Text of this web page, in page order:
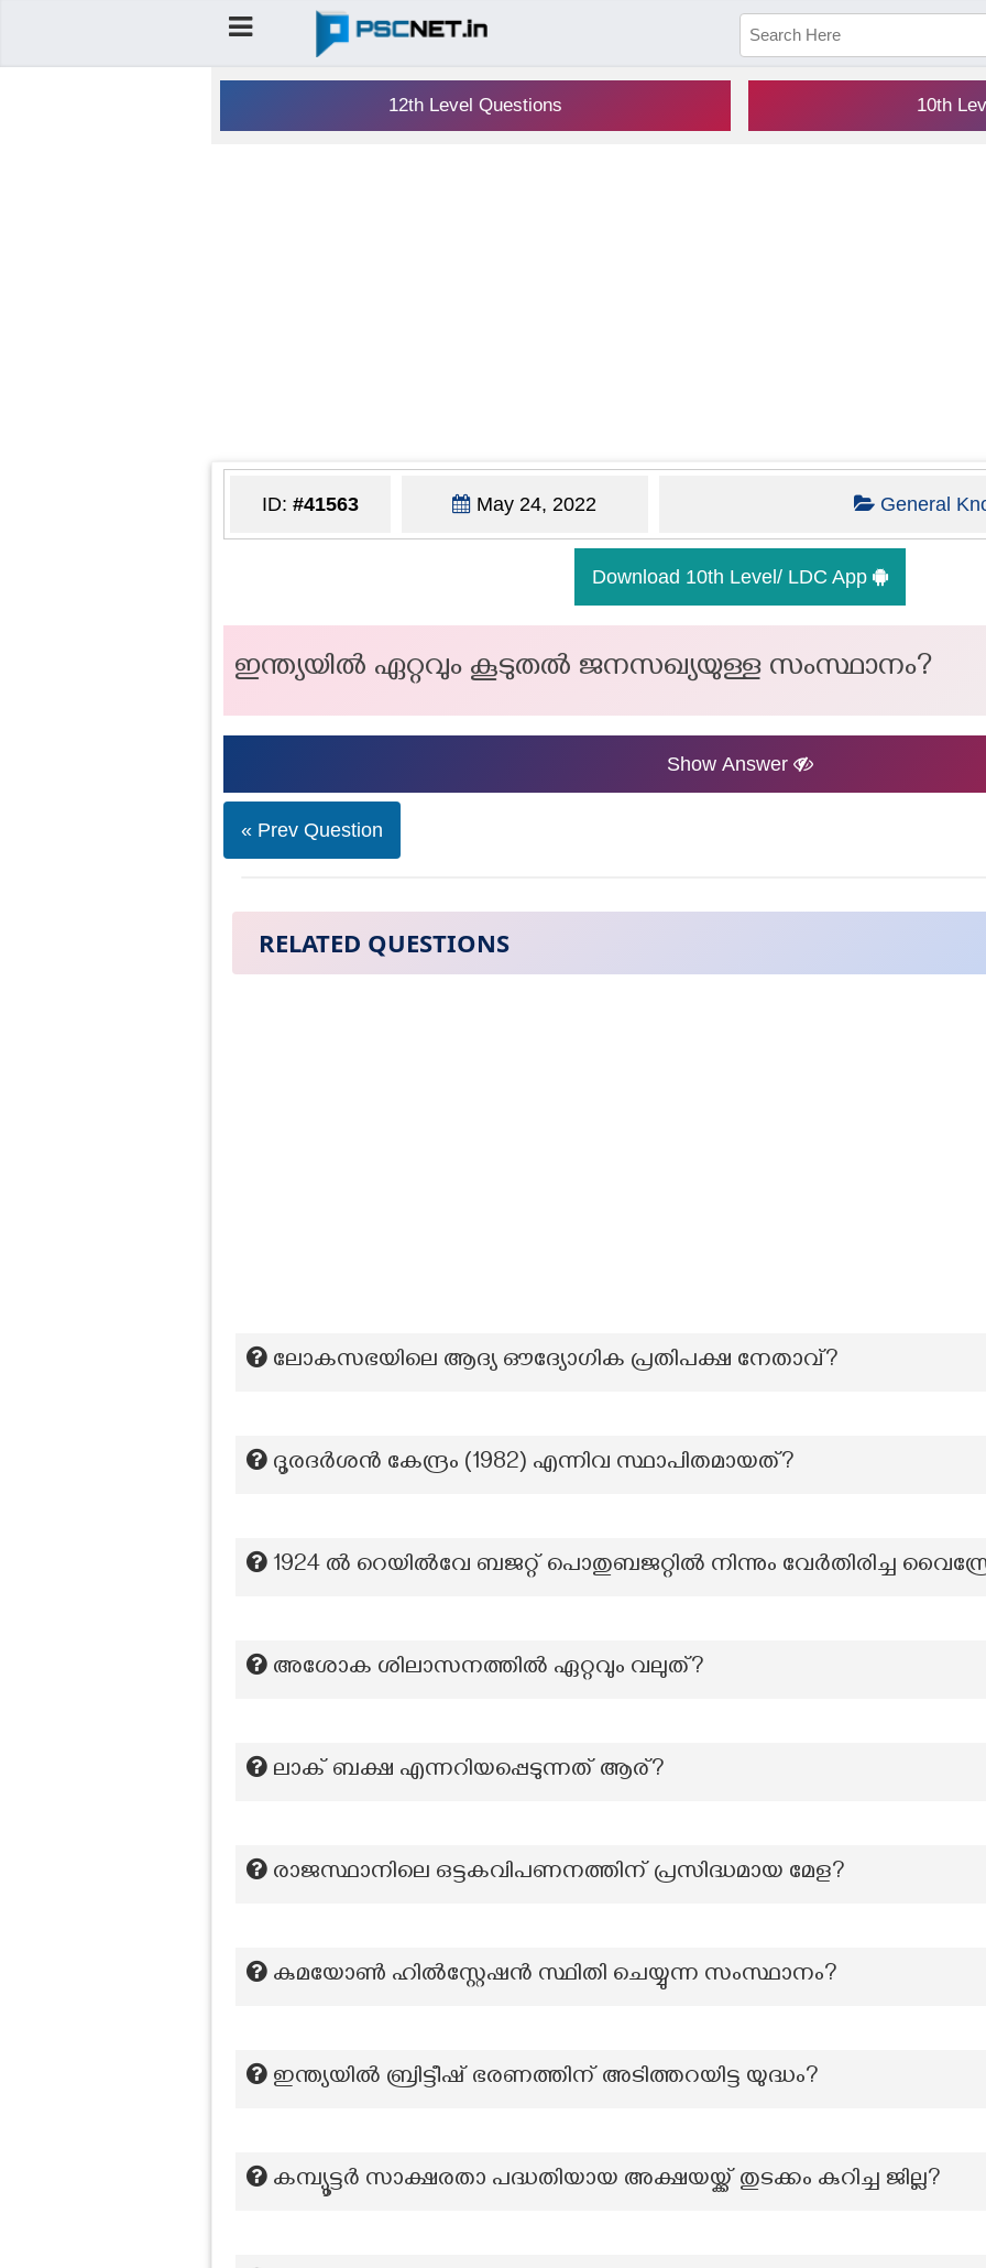
12th Level Questions 10th
ID: #41563 May 24, 2022 General
Download 10th Level/ LDC App
ഇന്ത്യയിൽ ഏറ്റവും കൂടുതൽ ജനസഖ്യയുള്ള സംസ്ഥാനം?
Show Answer
« Prev Question
RELATED QUESTIONS
ലോകസഭയിലെ ആദ്യ ഔദ്യോഗിക പ്രതിപക്ഷ നേതാവ്?
ദൂരദർശൻ കേന്ദ്രം (1982) എന്നിവ സ്ഥാപിതമായത്?
1924 ൽ റെയിൽവേ ബജറ്റ് പൊതുബജറ്റിൽ നിന്നും വേർതിരിച്ച
അശോക ശിലാസനത്തില്‍ ഏറ്റവും വലുത്?
ലാക് ബക്ഷ എന്നറിയപ്പെടുന്നത് ആര്?
രാജസ്ഥാനിലെ ഒട്ടകവിപണനത്തിന് പ്രസിദ്ധമായ മേള?
കുമയോൺ ഹിൽസ്റ്റേഷൻ സ്ഥിതി ചെയ്യുന്ന സംസ്ഥാനം?
ഇന്ത്യയിൽ ബ്രിട്ടീഷ് ഭരണത്തിന് അടിത്തറയിട്ട യുദ്ധം?
കമ്പ്യൂട്ടർ സാക്ഷരതാ പദ്ധതിയായ അക്ഷയയ്ക്ക് തുടക്കം കുറിച്ച ജില്ല?